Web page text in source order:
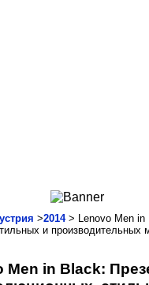
Смартфоны
Коммуникации
Периферия
Программное
>2014> Lenovo Men in
и производительных
Men in Black: